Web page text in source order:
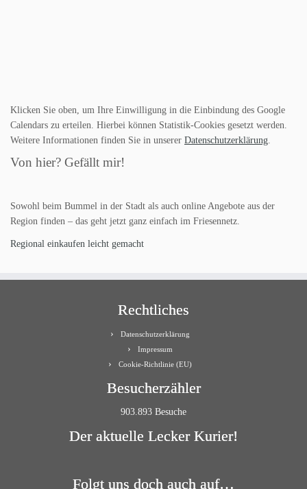
Klicken Sie oben, um Ihre Einwilligung in die Einbindung des Google
Calendars zu erteilen. Hierbei können Statistik-Cookies gesetzt werden.
Weitere Informationen finden Sie in unserer Datenschutzerklärung.
Von hier? Gefällt mir!
Sowohl beim Bummel in der Stadt als auch online Angebote aus der
Region finden – das geht jetzt ganz einfach im Friesennetz.
Regional einkaufen leicht gemacht
Rechtliches
Datenschutzerklärung
Impressum
Cookie-Richtlinie (EU)
Besucherzähler
903.893 Besuche
Der aktuelle Lecker Kurier!
Folgt uns doch auch auf…